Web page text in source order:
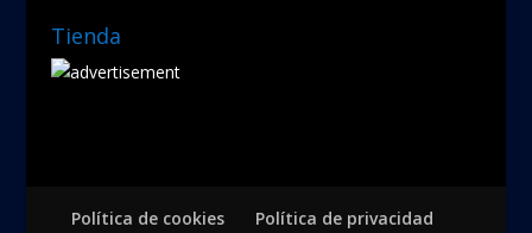
Tienda
Política de cookies Política de privacidad